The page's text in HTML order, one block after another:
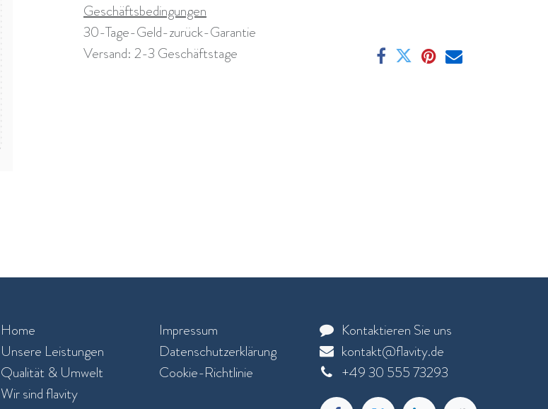
Geschäftsbedingungen
30-Tage-Geld-zurück-Garantie
Versand: 2-3 Geschäftstage
Home
Unsere Leistungen​
Qualität & Umwelt
Wir sind flavity
Impressum
Datenschutzerklärung
Cookie-Richtlinie
Kontaktieren Sie uns
kontakt@flavity.de
+49 30 555 73293